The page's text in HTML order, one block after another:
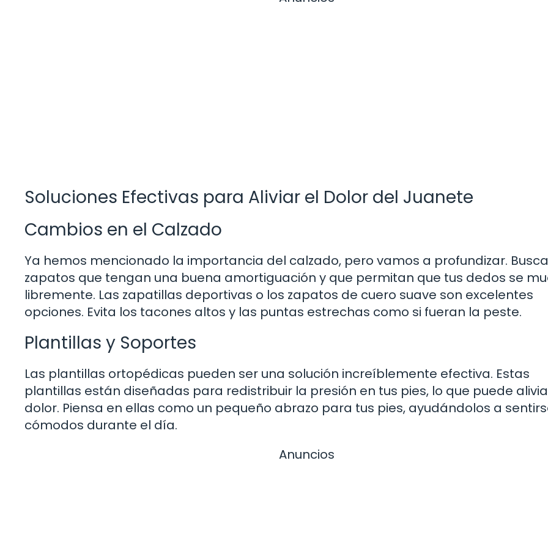
Soluciones Efectivas para Aliviar el Dolor del Juanete
Cambios en el Calzado
Ya hemos mencionado la importancia del calzado, pero vamos a profundizar. Busca
zapatos que tengan una buena amortiguación y que permitan que tus dedos se
libremente. Las zapatillas deportivas o los zapatos de cuero suave son excelentes
opciones. Evita los tacones altos y las puntas estrechas como si fueran la peste.
Plantillas y Soportes
Las plantillas ortopédicas pueden ser una solución increíblemente efectiva. Estas
plantillas están diseñadas para redistribuir la presión en tus pies, lo que puede
dolor. Piensa en ellas como un pequeño abrazo para tus pies, ayudándolos a
cómodos durante el día.
Anuncios